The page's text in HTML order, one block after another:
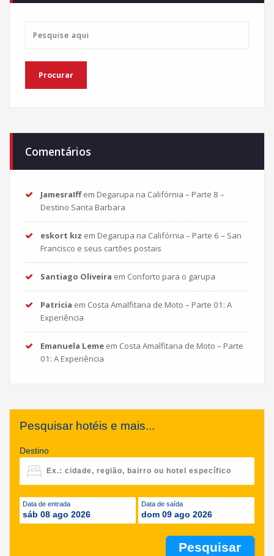
Comentários
JamesraIffem Degarupa na Califórnia – Parte 8 –
Destino Santa Barbara
eskort kız em Degarupa na Califórnia – Parte 6 – San
Francisco e seus cartões postais
Santiago Oliveira em Conforto para o garupa
Patricia em Costa Amalfitana de Moto – Parte 01: A
Experiência
Emanuela Leme em Costa Amalfitana de Moto – Parte
01: A Experiência
Pesquisar hotéis e mais...
Destino
Data de entrada
sáb 08 ago 2026
Data de saída
dom 09 ago 2026